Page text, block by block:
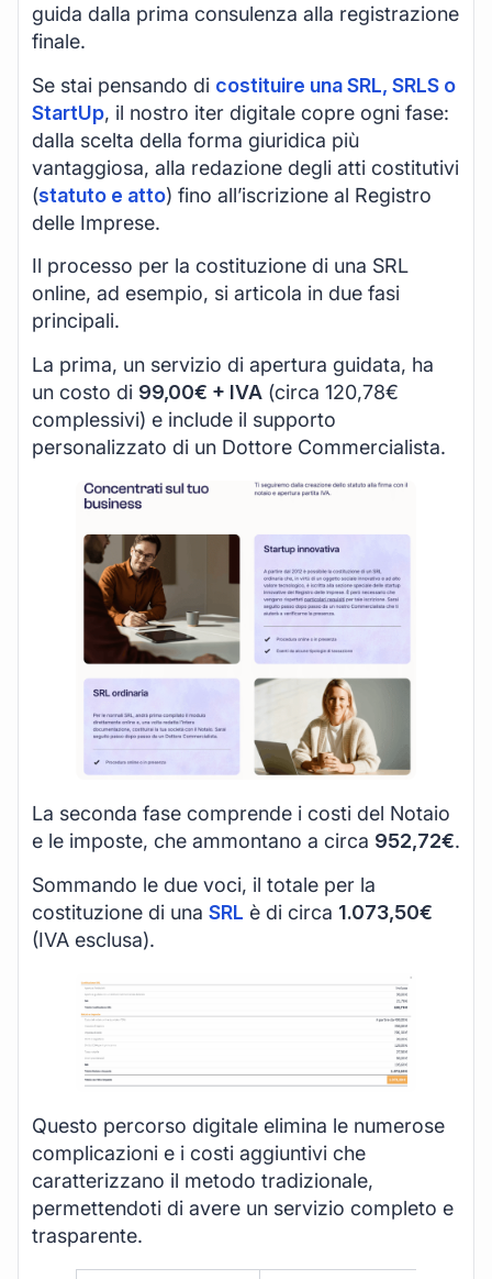
guida dalla prima consulenza alla registrazione
finale.
Se stai pensando di costituire una SRL, SRLS o
StartUp, il nostro iter digitale copre ogni fase:
dalla scelta della forma giuridica più
vantaggiosa, alla redazione degli atti costitutivi
(statuto e atto) fino all’iscrizione al Registro
delle Imprese.
Il processo per la costituzione di una SRL
online, ad esempio, si articola in due fasi
principali.
La prima, un servizio di apertura guidata, ha
un costo di 99,00€ + IVA (circa 120,78€
complessivi) e include il supporto
personalizzato di un Dottore Commercialista.
La seconda fase comprende i costi del Notaio
e le imposte, che ammontano a circa 952,72€.
Sommando le due voci, il totale per la
costituzione di una SRL è di circa 1.073,50€
(IVA esclusa).
Questo percorso digitale elimina le numerose
complicazioni e i costi aggiuntivi che
caratterizzano il metodo tradizionale,
permettendoti di avere un servizio completo e
trasparente.